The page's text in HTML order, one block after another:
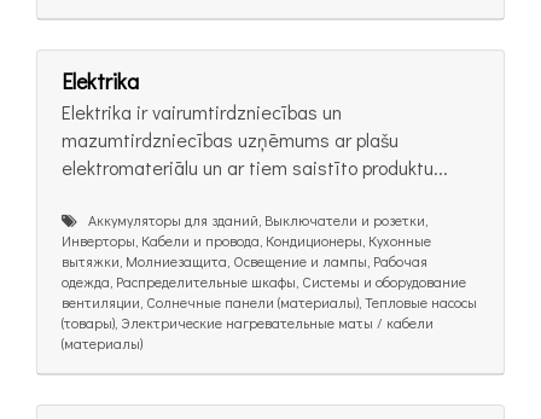
Elektrika
Elektrika ir vairumtirdzniecības un
mazumtirdzniecības uzņēmums ar plašu
elektromateriālu un ar tiem saistīto produktu...
Аккумуляторы для зданий, Выключатели и розетки,
Инверторы, Кабели и провода, Кондиционеры, Кухонные
вытяжки, Молниезащита, Освещение и лампы, Рабочая
одежда, Распределительные шкафы, Системы и оборудование
вентиляции, Солнечные панели (материалы), Тепловые насосы
(товары), Электрические нагревательные маты / кабели
(материалы)